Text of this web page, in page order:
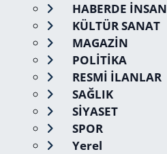
HABERDE İNSAN
KÜLTÜR SANAT
MAGAZİN
POLİTİKA
RESMİ İLANLAR
SAĞLIK
SİYASET
SPOR
Yerel